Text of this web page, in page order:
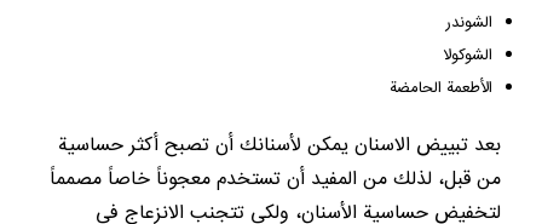
الشوندر
الشوكولا
الأطعمة الحامضة
بعد تبييض الاسنان يمكن لأسنانك أن تصبح أكثر حساسية
من قبل، لذلك من المفيد أن تستخدم معجوناً خاصاً مصمماً
لتخفيض حساسية الأسنان، ولكي تتجنب الانزعاج في